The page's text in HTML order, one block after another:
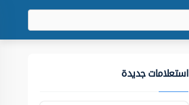
استعلامات جديدة